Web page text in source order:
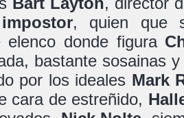
, quien que
elenco donde figura
bastante sosainas
por los ideales Mark
cara de estreñido,